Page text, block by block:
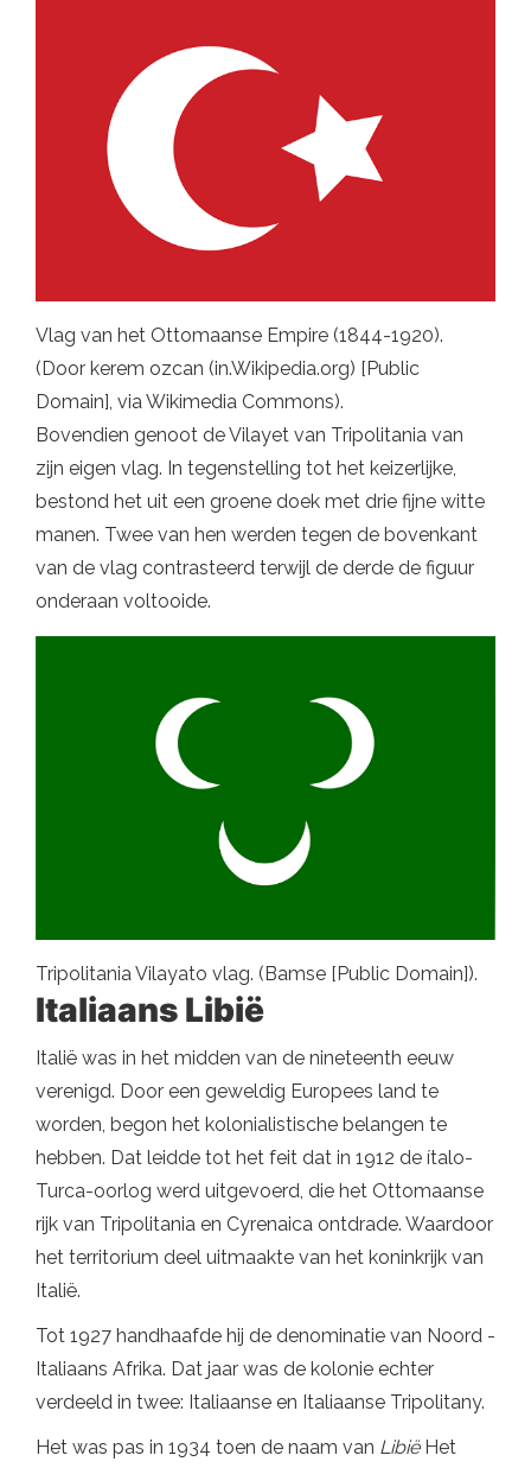
Vlag van het Ottomaanse Empire (1844-1920).
(Door kerem ozcan (in.Wikipedia.org) [Public
Domain], via Wikimedia Commons).
Bovendien genoot de Vilayet van Tripolitania van
zijn eigen vlag. In tegenstelling tot het keizerlijke,
bestond het uit een groene doek met drie fijne witte
manen. Twee van hen werden tegen de bovenkant
van de vlag contrasteerd terwijl de derde de figuur
onderaan voltooide.
Tripolitania Vilayato vlag. (Bamse [Public Domain]).
Italiaans Libië
Italië was in het midden van de nineteenth eeuw
verenigd. Door een geweldig Europees land te
worden, begon het kolonialistische belangen te
hebben. Dat leidde tot het feit dat in 1912 de ítalo-
Turca-oorlog werd uitgevoerd, die het Ottomaanse
rijk van Tripolitania en Cyrenaica ontdrade. Waardoor
het territorium deel uitmaakte van het koninkrijk van
Italië.
Tot 1927 handhaafde hij de denominatie van Noord -
Italiaans Afrika. Dat jaar was de kolonie echter
verdeeld in twee: Italiaanse en Italiaanse Tripolitany.
Het was pas in 1934 toen de naam van Libië Het